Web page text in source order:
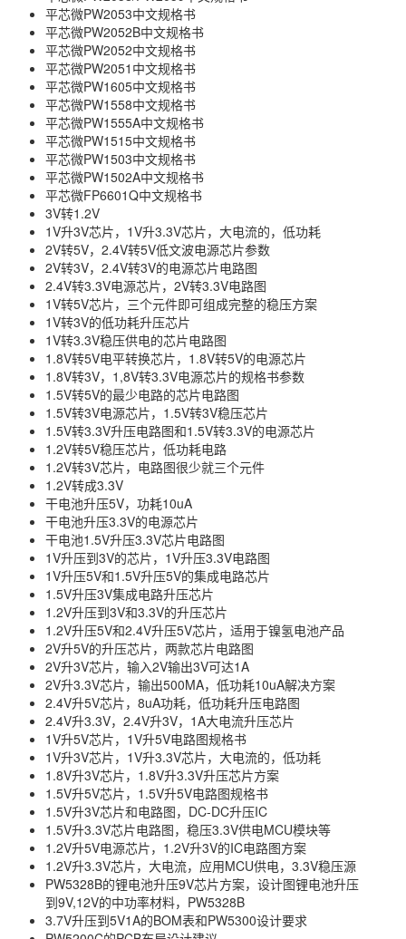
平芯微PW2053中文规格书
平芯微PW2052B中文规格书
平芯微PW2052中文规格书
平芯微PW2051中文规格书
平芯微PW1605中文规格书
平芯微PW1558中文规格书
平芯微PW1555A中文规格书
平芯微PW1515中文规格书
平芯微PW1503中文规格书
平芯微PW1502A中文规格书
平芯微FP6601Q中文规格书
3V转1.2V
1V升3V芯片，1V升3.3V芯片，大电流的，低功耗
2V转5V，2.4V转5V低文波电源芯片参数
2V转3V，2.4V转3V的电源芯片电路图
2.4V转3.3V电源芯片，2V转3.3V电路图
1V转5V芯片，三个元件即可组成完整的稳压方案
1V转3V的低功耗升压芯片
1V转3.3V稳压供电的芯片电路图
1.8V转5V电平转换芯片，1.8V转5V的电源芯片
1.8V转3V，1,8V转3.3V电源芯片的规格书参数
1.5V转5V的最少电路的芯片电路图
1.5V转3V电源芯片，1.5V转3V稳压芯片
1.5V转3.3V升压电路图和1.5V转3.3V的电源芯片
1.2V转5V稳压芯片，低功耗电路
1.2V转3V芯片，电路图很少就三个元件
1.2V转成3.3V
干电池升压5V，功耗10uA
干电池升压3.3V的电源芯片
干电池1.5V升压3.3V芯片电路图
1V升压到3V的芯片，1V升压3.3V电路图
1V升压5V和1.5V升压5V的集成电路芯片
1.5V升压3V集成电路升压芯片
1.2V升压到3V和3.3V的升压芯片
1.2V升压5V和2.4V升压5V芯片，适用于镍氢电池产品
2V升5V的升压芯片，两款芯片电路图
2V升3V芯片，输入2V输出3V可达1A
2V升3.3V芯片，输出500MA，低功耗10uA解决方案
2.4V升5V芯片，8uA功耗，低功耗升压电路图
2.4V升3.3V，2.4V升3V，1A大电流升压芯片
1V升5V芯片，1V升5V电路图规格书
1V升3V芯片，1V升3.3V芯片，大电流的，低功耗
1.8V升3V芯片，1.8V升3.3V升压芯片方案
1.5V升5V芯片，1.5V升5V电路图规格书
1.5V升3V芯片和电路图，DC-DC升压IC
1.5V升3.3V芯片电路图，稳压3.3V供电MCU模块等
1.2V升5V电源芯片，1.2V升3V的IC电路图方案
1.2V升3.3V芯片，大电流，应用MCU供电，3.3V稳压源
PW5328B的锂电池升压9V芯片方案，设计图锂电池升压
到9V,12V的中功率材料，PW5328B
3.7V升压到5V1A的BOM表和PW5300设计要求